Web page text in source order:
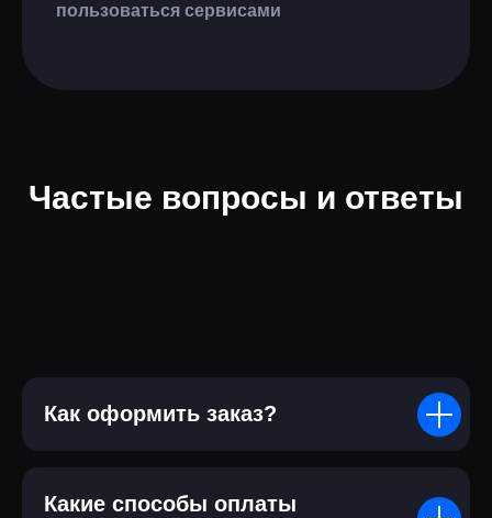
пользоваться сервисами
Частые вопросы и ответы
Как оформить заказ?
Какие способы оплаты